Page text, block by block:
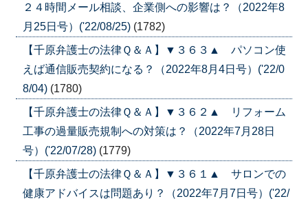
２４時間メール相談、企業側への影響は？（2022年8
月25日号）('22/08/25) (1782)
【千原弁護士の法律Ｑ＆Ａ】▼３６３▲ パソコン使
えば通信販売契約になる？（2022年8月4日号）('22/0
8/04) (1780)
【千原弁護士の法律Ｑ＆Ａ】▼３６２▲ リフォーム
工事の過量販売規制への対策は？（2022年7月28日
号）('22/07/28) (1779)
【千原弁護士の法律Ｑ＆Ａ】▼３６１▲ サロンでの
健康アドバイスは問題あり？（2022年7月7日号）('22/